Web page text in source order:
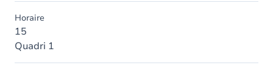
Horaire
15
Quadri 1